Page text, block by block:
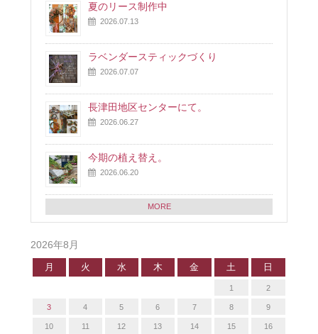
夏のリース制作中
2026.07.13
ラベンダースティックづくり
2026.07.07
長津田地区センターにて。
2026.06.27
今期の植え替え。
2026.06.20
MORE
2026年8月
月 火 水 木 金 土 日
1 2
3 4 5 6 7 8 9
10 11 12 13 14 15 16